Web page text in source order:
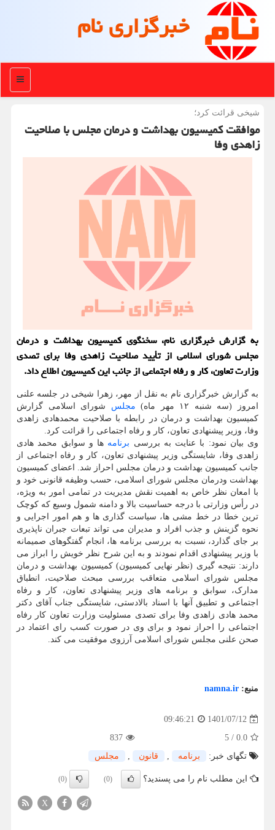
خبرگزاری نام
منو
شیخی قرائت كرد؛
موافقت کمیسیون بهداشت و درمان مجلس با صلاحیت
زاهدی وفا
به گزارش خبرگزاری نام، سخنگوی کمیسیون بهداشت و درمان
مجلس شورای اسلامی از تأیید صلاحیت زاهدی وفا برای تصدی
وزارت تعاون، کار و رفاه اجتماعی از جانب این کمیسیون اطلاع داد.
به گزارش خبرگزاری نام به نقل از مهر، زهرا شیخی در جلسه علنی
امروز (سه شنبه ۱۲ مهر ماه)
مجلس شورای اسلامی گزارش
کمیسیون بهداشت و درمان در رابطه با صلاحیت محمدهادی زاهدی
وفا، وزیر پیشنهادی تعاون، کار و رفاه اجتماعی را قرائت کرد.
وی بیان نمود: با عنایت به بررسی برنامه ها و سوابق محمد هادی
زاهدی وفا، شایستگی وزیر پیشنهادی تعاون، کار و رفاه اجتماعی از
جانب کمیسیون بهداشت و درمان مجلس احراز شد. اعضای کمیسیون
بهداشت ودرمان مجلس شورای اسلامی، حسب وظیفه قانونی خود و
با امعان نظر خاص به اهمیت نقش مدیریت در تمامی امور به ویژه،
در رأس وزارتی با درجه حساسیت بالا و دامنه شمول وسیع که کوچک
ترین خطا در خط مشی ها، سیاست گذاری ها و هم امور اجرایی و
نحوه گزینش و جذب افراد و مدیران می تواند تبعات جبران ناپذیری
بر جای گذارد، نسبت به بررسی برنامه ها، انجام گفتگوهای صمیمانه
با وزیر پیشنهادی اقدام نمودند و به این شرح نظر خویش را ابراز می
دارند: نتیجه گیری (نظر نهایی کمیسیون) کمیسیون بهداشت و درمان
مجلس شورای اسلامی متعاقب بررسی مبحث صلاحیت، انطباق
مدارک، سوابق و برنامه های وزیر پیشنهادی تعاون، کار و رفاه
اجتماعی و تطبیق آنها با اسناد بالادستی، شایستگی جناب آقای دکتر
محمد هادی زاهدی وفا برای تصدی مسئولیت وزارت تعاون کار رفاه
اجتماعی را احراز نمود و برای وی در صورت کسب رای اعتماد در
صحن علنی مجلس شورای اسلامی آرزوی موفقیت می کند.
منبع: namna.ir
1401/07/12
09:46:21
0.0
/
5
837
تگهای خبر:
برنامه , قانون , مجلس
این مطلب نام را می پسندید؟ (0)
(0)
X